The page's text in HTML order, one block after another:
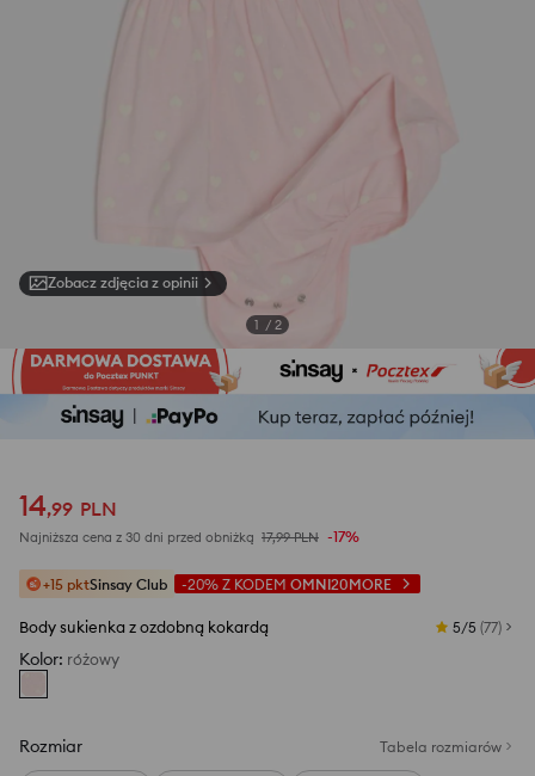
Zobacz zdjęcia z opinii
1 / 2
14,99 PLN
Najniższa cena z 30 dni przed obniżką 17,99 PLN -17%
+15 pktSinsay Club -20% Z KODEM OMNI20MORE
Body sukienka z ozdobną kokardą 5/5 (77)
Kolor: różowy
Rozmiar Tabela rozmiarów